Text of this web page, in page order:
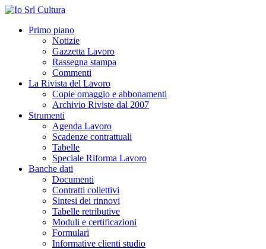
Primo piano
Notizie
Gazzetta Lavoro
Rassegna stampa
Commenti
La Rivista del Lavoro
Copie omaggio e abbonamenti
Archivio Riviste dal 2007
Strumenti
Agenda Lavoro
Scadenze contrattuali
Tabelle
Speciale Riforma Lavoro
Banche dati
Documenti
Contratti collettivi
Sintesi dei rinnovi
Tabelle retributive
Moduli e certificazioni
Formulari
Informative clienti studio